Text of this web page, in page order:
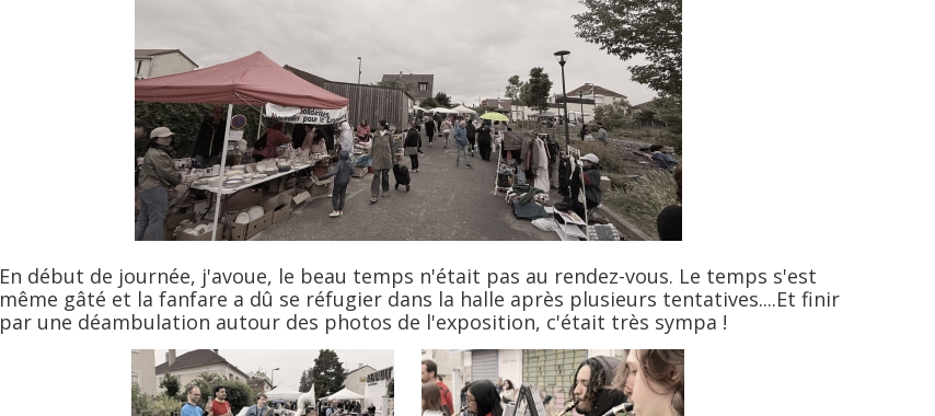
En début de journée, j'avoue, le beau temps n'était pas au rendez-vous. Le temps s'est
même gâté et la fanfare a dû se réfugier dans la halle après plusieurs tentatives....Et finir
par une déambulation autour des photos de l'exposition, c'était très sympa !